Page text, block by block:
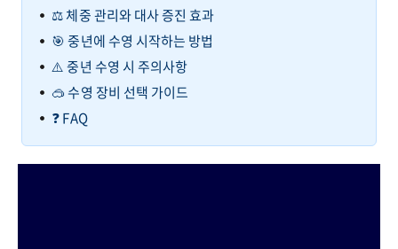
⚖️ 체중 관리와 대사 증진 효과
🎯 중년에 수영 시작하는 방법
⚠️ 중년 수영 시 주의사항
🥽 수영 장비 선택 가이드
❓ FAQ